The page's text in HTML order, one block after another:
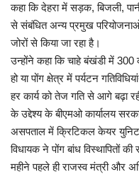
कहा कि देहरा में सड़क, बिजली,
से संबंधित अन्य प्रमुख परियोजनाओं
जोरों से किया जा रहा है।
उन्होंने कहा कि चाहे बंखंडी में
हो या पोंग क्षेत्र में पर्यटन
हर कार्य को तेज गति से आगे बढ़ा
के उद्देश्य के बीएमओ कार्यालय
असपताल में क्रिटिकल केयर युनिट
विधायक ने पोंग बांध विस्थापितों
महीने पहले ही राजस्व मंत्री और